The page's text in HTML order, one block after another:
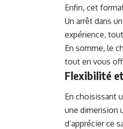
Enfin, cet
Un arrêt dans
expérience,
En somme, le
tout en vous
Flexibilité
En choisissant
une dimension
d’apprécier ce